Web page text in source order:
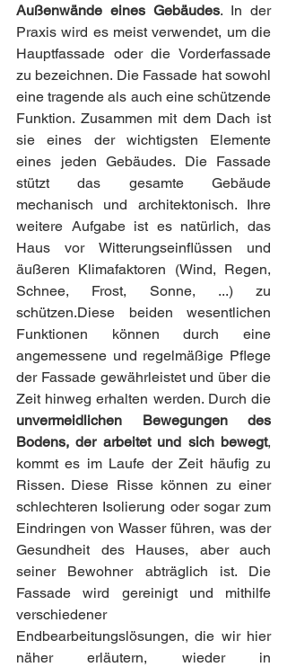
Außenwände eines Gebäudes. In der
Praxis wird es meist verwendet, um die
Hauptfassade oder die Vorderfassade
zu bezeichnen. Die Fassade hat sowohl
eine tragende als auch eine schützende
Funktion. Zusammen mit dem Dach ist
sie eines der wichtigsten Elemente
eines jeden Gebäudes. Die Fassade
stützt das gesamte Gebäude
mechanisch und architektonisch. Ihre
weitere Aufgabe ist es natürlich, das
Haus vor Witterungseinflüssen und
äußeren Klimafaktoren (Wind, Regen,
Schnee, Frost, Sonne, ...) zu
schützen.Diese beiden wesentlichen
Funktionen können durch eine
angemessene und regelmäßige Pflege
der Fassade gewährleistet und über die
unvermeidlichen Bewegungen des
Bodens, der arbeitet und sich bewegt,
kommt es im Laufe der Zeit häufig zu
Rissen. Diese Risse können zu einer
schlechteren Isolierung oder sogar zum
Eindringen von Wasser führen, was der
Gesundheit des Hauses, aber auch
seiner Bewohner abträglich ist. Die
Fassade wird gereinigt und mithilfe
verschiedener
Endbearbeitungslösungen, die wir hier
näher erläutern, wieder in